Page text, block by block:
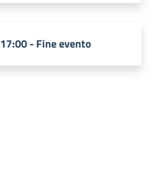
17:00 - Fine evento